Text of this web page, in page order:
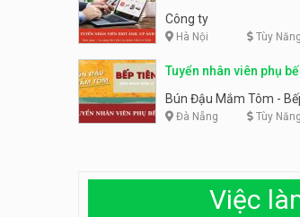
Công ty
Hà Nội Tùy
Tuyển nhân viên phụ
Tôm – Bếp Tiên
Bún Đậu Mắm Tôm -
Đà Nẵng Tùy
Việc